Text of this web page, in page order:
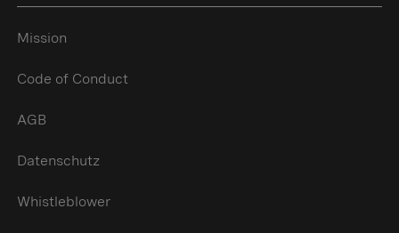
Mission
Code of Conduct
AGB
Datenschutz
Whistleblower